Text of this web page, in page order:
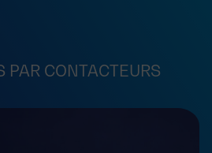
PAR CONTACTEURS